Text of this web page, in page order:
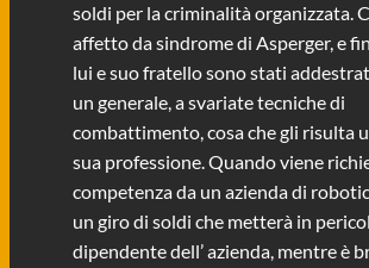
soldi per la criminalità organizzata.
affetto da sindrome di Asperger, e
lui e suo fratello sono stati
un generale, a svariate tecniche di
combattimento, cosa che gli risulta
sua professione. Quando viene
competenza da un azienda di
un giro di soldi che metterà in
dipendente dell’ azienda, mentre è